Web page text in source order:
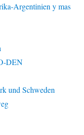
Argentinien y mas
DEN
und Schweden